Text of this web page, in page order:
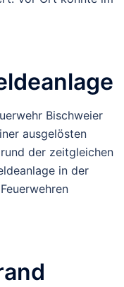
Bischweier
ausgelösten
der zeitgleichen
in der